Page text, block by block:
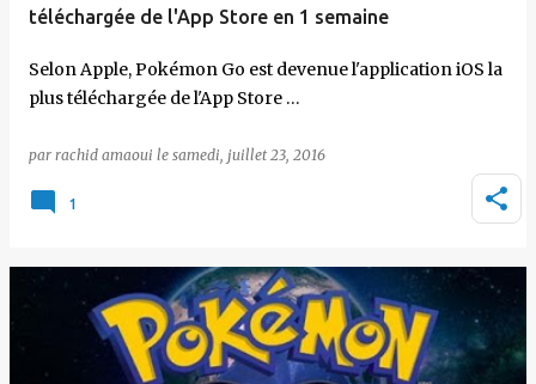
téléchargée de l'App Store en 1 semaine
Selon Apple, Pokémon Go est devenue l'application iOS la
plus téléchargée de l'App Store …
par rachid amaoui le samedi, juillet 23, 2016
1